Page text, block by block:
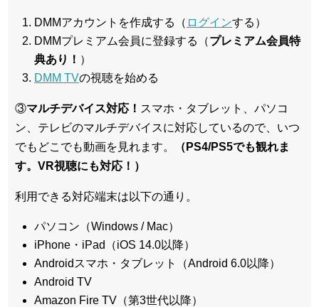
DMMアカウントを作成する（ ログインする）
DMMプレミアム会員に登録する（プレミアム会員特
典あり！ ）
DMM TVの視聴を始める
③マルチデバイス対応！ スマホ・タブレット、パソコ
ン、テレビのマルチデバイスに対応しているので、いつ
でもどこでも動画を見れます。
（PS4/PS5でも観れま
す。VR視聴にも対応！）
利用できる対応端末は以下の通り。
パソコン（Windows / Mac）
iPhone・iPad（iOS 14.0以降）
Androidスマホ・タブレット（Android 6.0以降）
Android TV
Amazon Fire TV（第3世代以降）